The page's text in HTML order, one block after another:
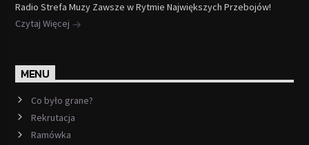
Radio Strefa Muzy Zawsze w Rytmie Największych Przebojów!
Czytaj Więcej
MENU
Co było grane?
Rekrutacja
Ramówka